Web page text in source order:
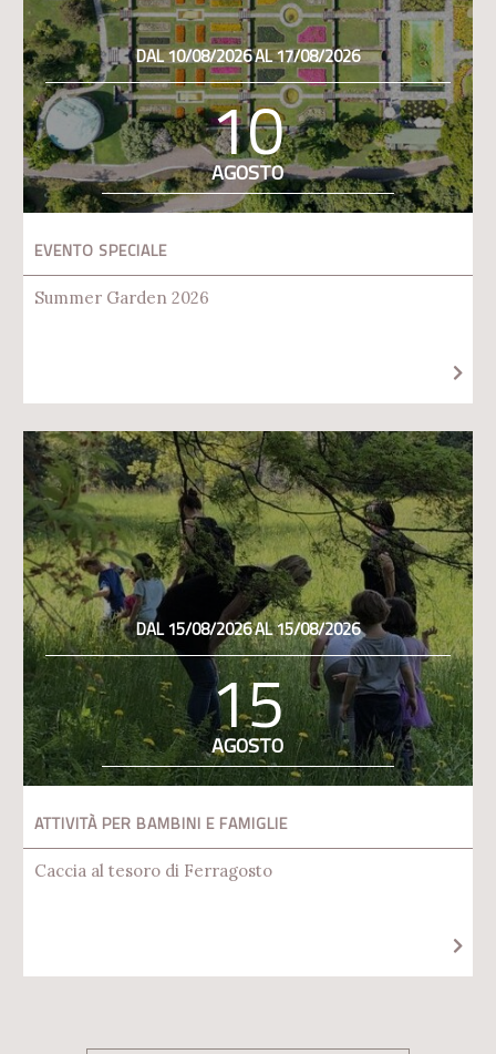
DAL 10/08/2026 AL 17/08/2026
10
AGOSTO
EVENTO SPECIALE
Summer Garden 2026
DAL 15/08/2026 AL 15/08/2026
15
AGOSTO
ATTIVITÀ PER BAMBINI E FAMIGLIE
Caccia al tesoro di Ferragosto